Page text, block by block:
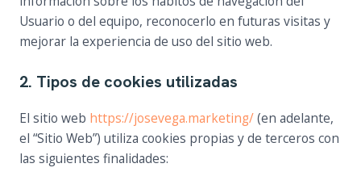
Usuario o del equipo, reconocerlo en futuras visitas y
mejorar la experiencia de uso del sitio web.
2. Tipos de cookies utilizadas
El sitio web https://josevega.marketing/(en adelante,
el “Sitio Web”) utiliza cookies propias y de terceros con
las siguientes finalidades: